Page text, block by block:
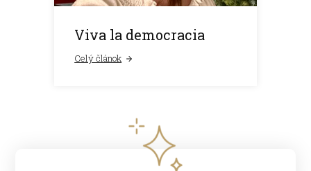
Viva la democracia
Celý článok